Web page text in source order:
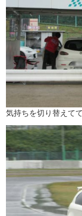
気持ちを切り替えて